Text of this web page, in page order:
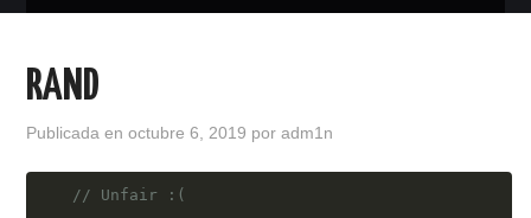
CONTACTO
RAND
Publicada enoctubre 6, 2019 poradm1n
// Unfair :(